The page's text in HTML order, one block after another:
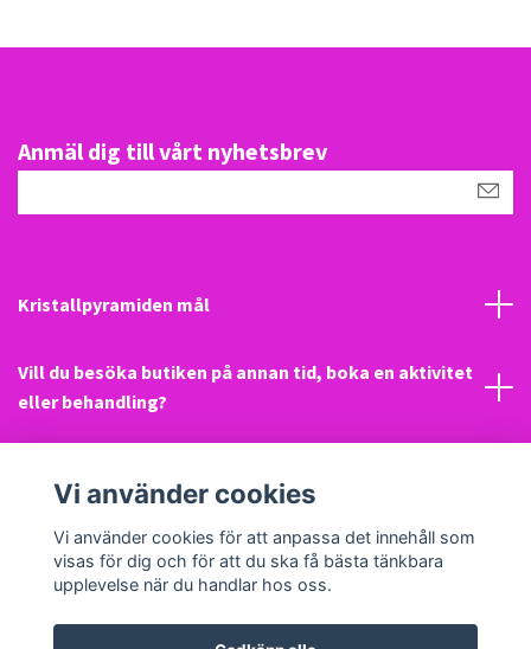
Anmäl dig till vårt nyhetsbrev
Kristallpyramiden mål
Vill du besöka butiken på annan tid, boka en aktivitet
eller behandling?
Sociala medier
Vi använder cookies
Vi använder cookies för att anpassa det innehåll som
visas för dig och för att du ska få bästa tänkbara
upplevelse när du handlar hos oss.